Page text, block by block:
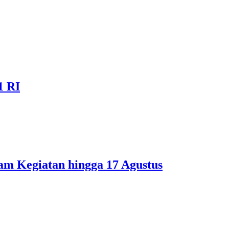
RI
Kegiatan hingga 17 Agustus